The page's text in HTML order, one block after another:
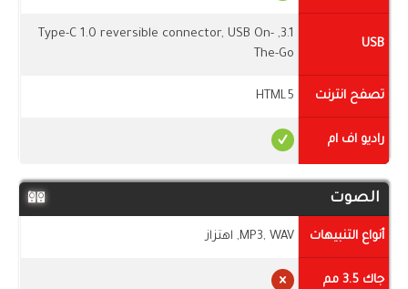
USB
3.1, Type-C 1.0 reversible connector, USB On-
The-Go
تصفح انترنت HTML5
راديو اف ام
الصوت
أنواع التنبيهات MP3, WAV, اهتزاز
جاك 3.5 مم